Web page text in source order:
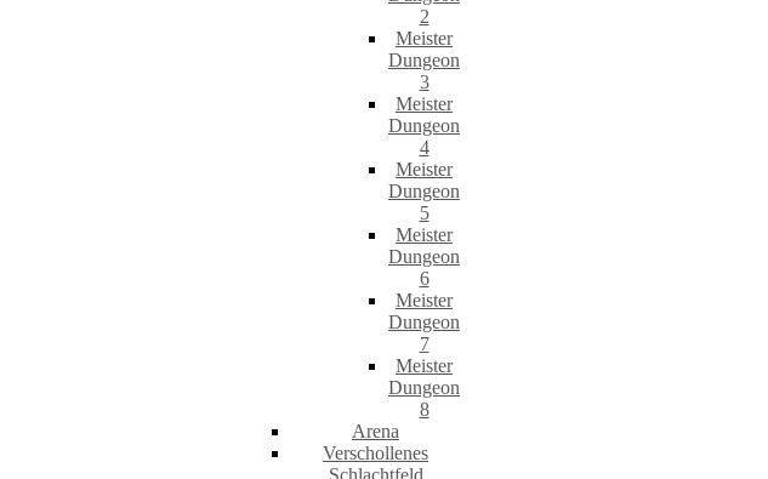
2
Meister
Dungeon
3
Meister
Dungeon
4
Meister
Dungeon
5
Meister
Dungeon
6
Meister
Dungeon
7
Meister
Dungeon
8
Arena
Verschollenes